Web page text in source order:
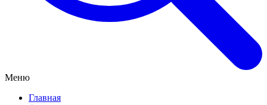
Меню
Главная